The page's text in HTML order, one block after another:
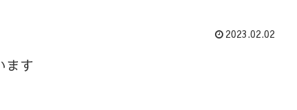
2023.02.02
ます